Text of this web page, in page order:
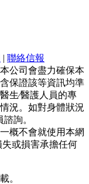
| 聯絡信報
公司會盡力確保本
保證該等資訊均準
生∕醫護人員的專
況。如對身體狀況
詢。
概不會就使用本網
或損害承擔任何
。